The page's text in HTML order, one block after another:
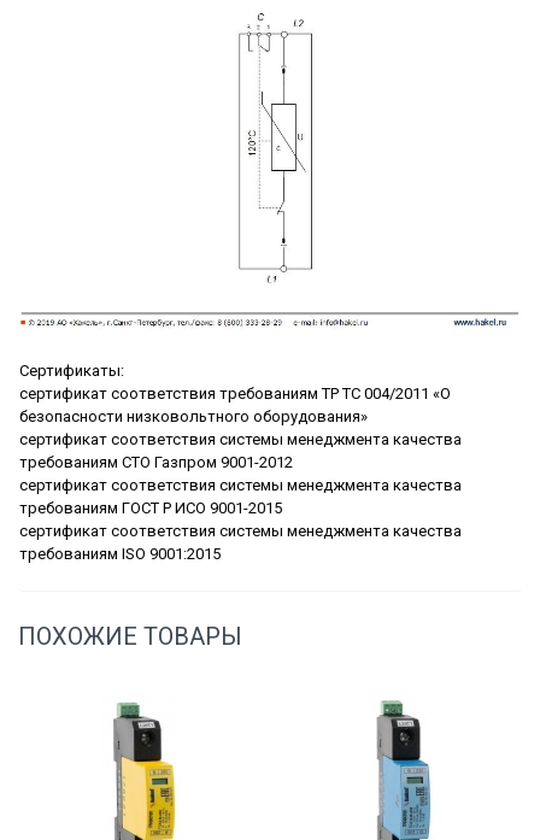
Сертификаты:
cертификат соответствия требованиям ТР ТС 004/2011 «О
безопасности низковольтного оборудования»
сертификат соответствия системы менеджмента качества
требованиям СТО Газпром 9001-2012
сертификат соответствия системы менеджмента качества
требованиям ГОСТ Р ИСО 9001-2015
сертификат соответствия системы менеджмента качества
требованиям ISO 9001:2015
ПОХОЖИЕ ТОВАРЫ